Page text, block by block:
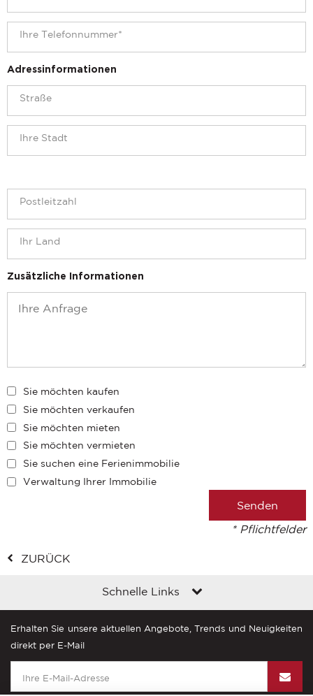
Adressinformationen
Zusätzliche Informationen
Sie möchten kaufen
Sie möchten verkaufen
Sie möchten mieten
Sie möchten vermieten
Sie suchen eine Ferienimmobilie
Verwaltung Ihrer Immobilie
* Pflichtfelder
ZURÜCK
Schnelle Links
Erhalten Sie unsere aktuellen Angebote, Trends und Neuigkeiten
direkt per E-Mail